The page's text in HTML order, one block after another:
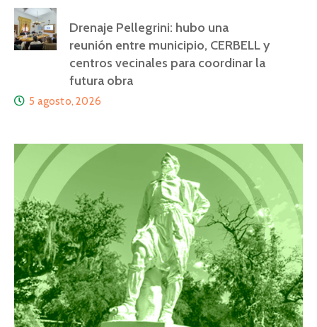
Drenaje Pellegrini: hubo una
reunión entre municipio, CERBELL y
centros vecinales para coordinar la
futura obra
5 agosto, 2026